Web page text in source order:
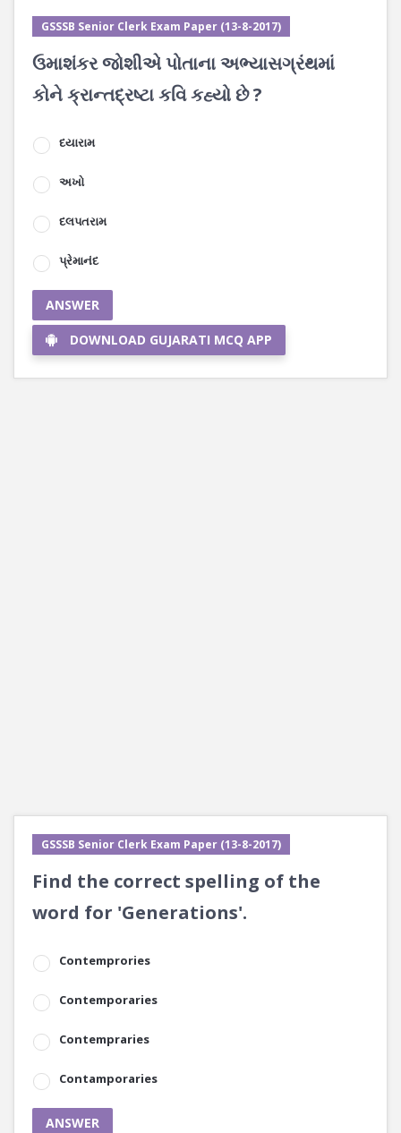
GSSSB Senior Clerk Exam Paper (13-8-2017)
ઉમાશંકર જોશીએ પોતાના અભ્યાસગ્રંથમાં
કોને ક્રાન્તદ્રષ્ટા કવિ કહ્યો છે ?
દયારામ
અખો
દલપતરામ
પ્રેમાનંદ
ANSWER
DOWNLOAD GUJARATI MCQ APP
GSSSB Senior Clerk Exam Paper (13-8-2017)
Find the correct spelling of the
word for 'Generations'.
Contemprories
Contemporaries
Contempraries
Contamporaries
ANSWER